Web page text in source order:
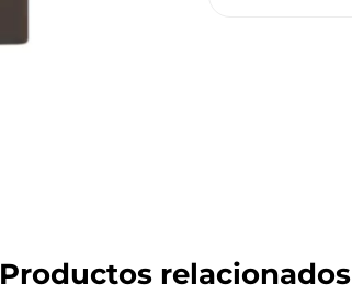
Productos relacionados